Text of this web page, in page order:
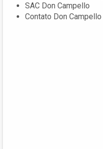
SAC Don Campello
Contato Don Campello